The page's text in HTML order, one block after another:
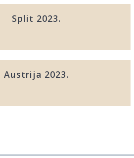
Split 2023.
Austrija 2023.